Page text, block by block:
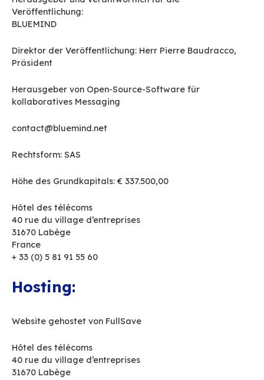
Impressum
Herausgeber und verantwortlich für die
BLUEMIND
Direktor der Veröffentlichung: Herr Pierre
Herausgeber von Open-Source-Software für
contact@bluemind.net
Rechtsform: SAS
Höhe des Grundkapitals: € 337.500,00
Hôtel des télécoms
40 rue du village d’entreprises
31670 Labège
France